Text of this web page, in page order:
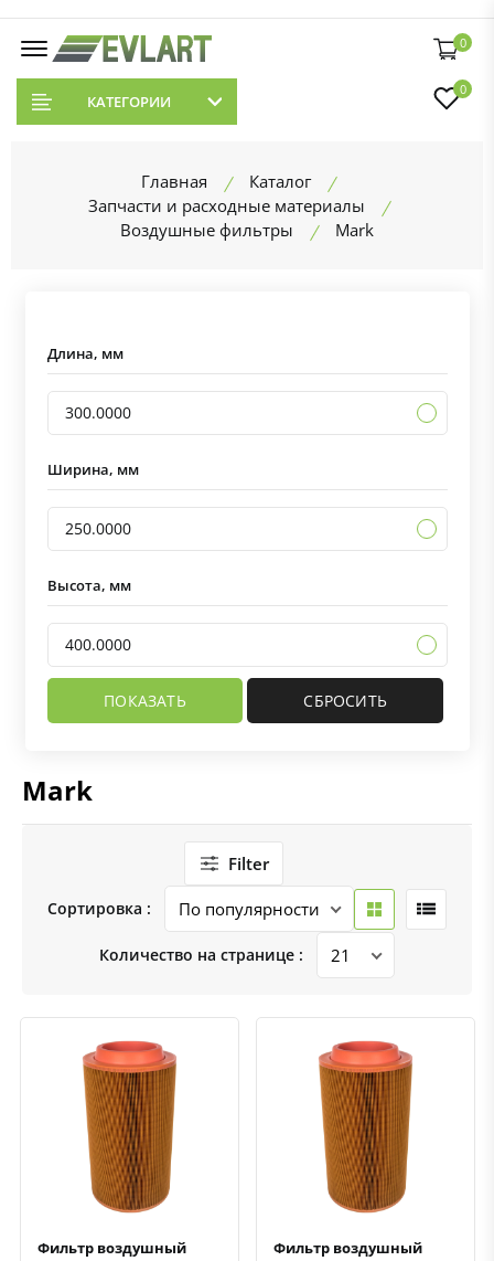
0
КАТЕГОРИИ
0
Главная
Каталог
Запчасти и расходные материалы
Воздушные фильтры
Mark
Длина, мм
300.0000
Ширина, мм
250.0000
Высота, мм
400.0000
Mark
Filter
Сортировка :
Количество на странице :
Быстрый просмотрДобавить к сравнению
Добавить в избранное
Фильтр воздушный
Быстрый просмотрДобавить к сравнению
Добавить в избранное
Фильтр воздушный